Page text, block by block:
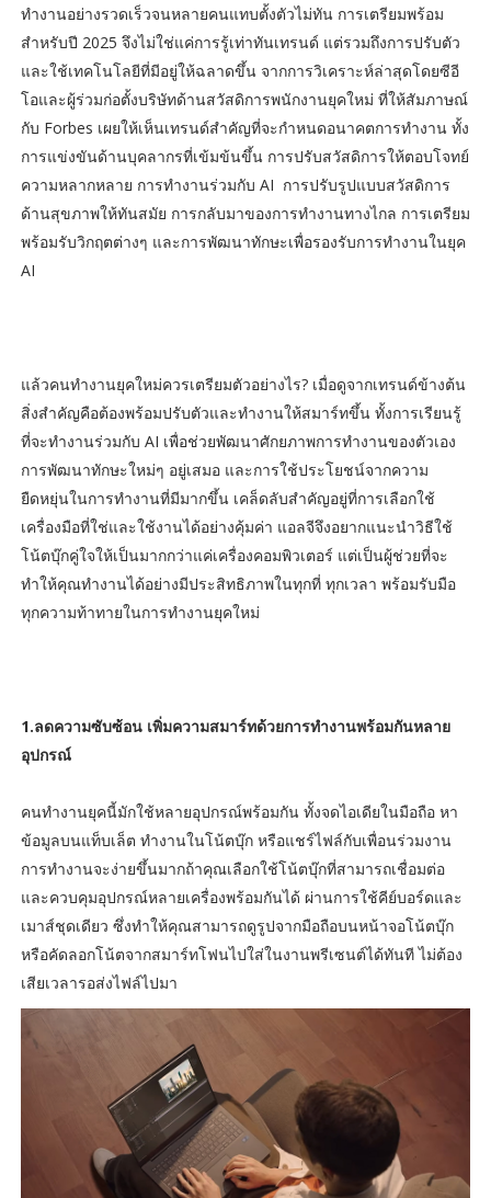
ทำงานอย่างรวดเร็วจนหลายคนแทบตั้งตัวไม่ทัน การเตรียมพร้อม
สำหรับปี 2025 จึงไม่ใช่แค่การรู้เท่าทันเทรนด์ แต่รวมถึงการปรับตัว
และใช้เทคโนโลยีที่มีอยู่ให้ฉลาดขึ้น จากการวิเคราะห์ล่าสุดโดยซีอี
โอและผู้ร่วมก่อตั้งบริษัทด้านสวัสดิการพนักงานยุคใหม่ ที่ให้สัมภาษณ์
กับ Forbes เผยให้เห็นเทรนด์สำคัญที่จะกำหนดอนาคตการทำงาน ทั้ง
การแข่งขันด้านบุคลากรที่เข้มข้นขึ้น การปรับสวัสดิการให้ตอบโจทย์
ความหลากหลาย การทำงานร่วมกับ AI การปรับรูปแบบสวัสดิการ
ด้านสุขภาพให้ทันสมัย การกลับมาของการทำงานทางไกล การเตรียม
พร้อมรับวิกฤตต่างๆ และการพัฒนาทักษะเพื่อรองรับการทำงานในยุค
AI
แล้วคนทำงานยุคใหม่ควรเตรียมตัวอย่างไร? เมื่อดูจากเทรนด์ข้างต้น
สิ่งสำคัญคือต้องพร้อมปรับตัวและทำงานให้สมาร์ทขึ้น ทั้งการเรียนรู้
ที่จะทำงานร่วมกับ AI เพื่อช่วยพัฒนาศักยภาพการทำงานของตัวเอง
การพัฒนาทักษะใหม่ๆ อยู่เสมอ และการใช้ประโยชน์จากความ
ยืดหยุ่นในการทำงานที่มีมากขึ้น เคล็ดลับสำคัญอยู่ที่การเลือกใช้
เครื่องมือที่ใช่และใช้งานได้อย่างคุ้มค่า แอลจีจึงอยากแนะนำวิธีใช้
โน้ตบุ๊กคู่ใจให้เป็นมากกว่าแค่เครื่องคอมพิวเตอร์ แต่เป็นผู้ช่วยที่จะ
ทำให้คุณทำงานได้อย่างมีประสิทธิภาพในทุกที่ ทุกเวลา พร้อมรับมือ
ทุกความท้าทายในการทำงานยุคใหม่
1.ลดความซับซ้อน เพิ่มความสมาร์ทด้วยการทำงานพร้อมกันหลาย
อุปกรณ์
คนทำงานยุคนี้มักใช้หลายอุปกรณ์พร้อมกัน ทั้งจดไอเดียในมือถือ หา
ข้อมูลบนแท็บเล็ต ทำงานในโน้ตบุ๊ก หรือแชร์ไฟล์กับเพื่อนร่วมงาน
การทำงานจะง่ายขึ้นมากถ้าคุณเลือกใช้โน้ตบุ๊กที่สามารถเชื่อมต่อ
และควบคุมอุปกรณ์หลายเครื่องพร้อมกันได้ ผ่านการใช้คีย์บอร์ดและ
เมาส์ชุดเดียว ซึ่งทำให้คุณสามารถดูรูปจากมือถือบนหน้าจอโน้ตบุ๊ก
หรือคัดลอกโน้ตจากสมาร์ทโฟนไปใส่ในงานพรีเซนต์ได้ทันที ไม่ต้อง
เสียเวลารอส่งไฟล์ไปมา